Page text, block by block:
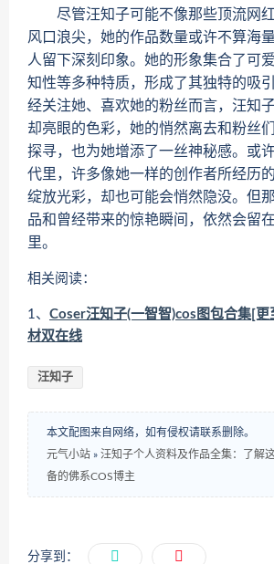
尽管汪知子可能不像那些顶流网红
风口浪尖，她的作品数量或许不算海
人留下深刻印象。她的形象集合了可
知性等多种特质，形成了其独特的吸
经关注她、喜欢她的粉丝而言，汪知
却亮眼的色彩，她的悄然离去和粉丝
探寻，也为她增添了一丝神秘感。或
代里，许多像她一样的创作者所经历
绽放光彩，却也可能会悄然隐没。但
品和曾经带来的惊艳瞬间，依然会留
里。
相关阅读：
1、 Coser汪知子(一智智)cos图包合集[
材双在线
汪知子
本文配图来自网络，如有侵权请联系删除。
元气小站 » 汪知子个人资料及作品全集​​：了解
备的佛系COS博主
分享到：